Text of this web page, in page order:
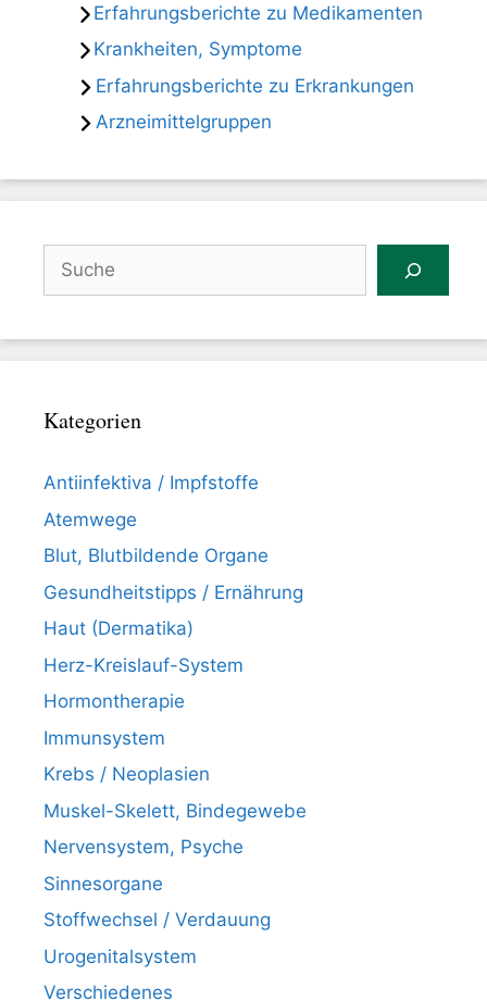
Erfahrungsberichte zu Medikamenten
Krankheiten, Symptome
Erfahrungsberichte zu Erkrankungen
Arzneimittelgruppen
Suchen
Kategorien
Antiinfektiva / Impfstoffe
Atemwege
Blut, Blutbildende Organe
Gesundheitstipps / Ernährung
Haut (Dermatika)
Herz-Kreislauf-System
Hormontherapie
Immunsystem
Krebs / Neoplasien
Muskel-Skelett, Bindegewebe
Nervensystem, Psyche
Sinnesorgane
Stoffwechsel / Verdauung
Urogenitalsystem
Verschiedenes